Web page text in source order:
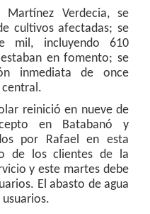
Verdecia, se
cultivos afectadas; se
mil, incluyendo 610
en fomento; se
inmediata de once
central.
reinició en nueve de
en Batabanó y
por Rafael en esta
de los clientes de la
y este martes debe
El abasto de agua